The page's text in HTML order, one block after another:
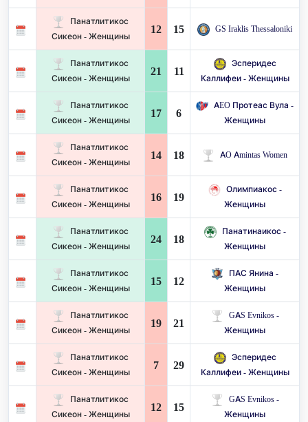
Панатлитикос
Сикеон - Женщины
12 15 GS Iraklis Thessaloniki
Панатлитикос
Сикеон - Женщины
21 11
Эсперидес
Каллифеи - Женщины
Панатлитикос
Сикеон - Женщины
17 6
AEO Протеас Вула -
Женщины
Панатлитикос
Сикеон - Женщины
14 18 AO Amintas Women
Панатлитикос
Сикеон - Женщины
16 19
Олимпиакос -
Женщины
Панатлитикос
Сикеон - Женщины
24 18
Панатинаикос -
Женщины
Панатлитикос
Сикеон - Женщины
15 12
ПАС Янина -
Женщины
Панатлитикос
Сикеон - Женщины
19 21
GAS Evnikos -
Женщины
Панатлитикос
Сикеон - Женщины
7 29
Эсперидес
Каллифеи - Женщины
Панатлитикос
Сикеон - Женщины
12 15
GAS Evnikos -
Женщины